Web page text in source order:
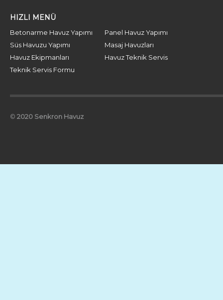
HIZLI MENÜ
Betonarme Havuz Yapımı
Panel Havuz Yapımı
Süs Havuzu Yapımı
Masaj Havuzları
Havuz Ekipmanları
Havuz Teknik Servis
Teknik Servis Formu
© 2020 Senkron Havuz